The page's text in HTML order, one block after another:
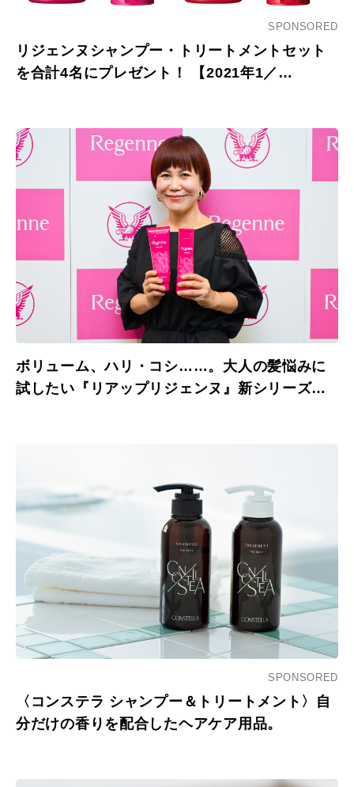
SPONSORED
リジェンヌシャンプー・トリートメントセット
を合計4名にプレゼント！ 【2021年1／
ボリューム、ハリ・コシ……。大人の髪悩みに
試したい『リアップリジェンヌ』新シリーズが
SPONSORED
〈コンステラ シャンプー＆トリートメント〉自
分だけの香りを配合したヘアケア用品。